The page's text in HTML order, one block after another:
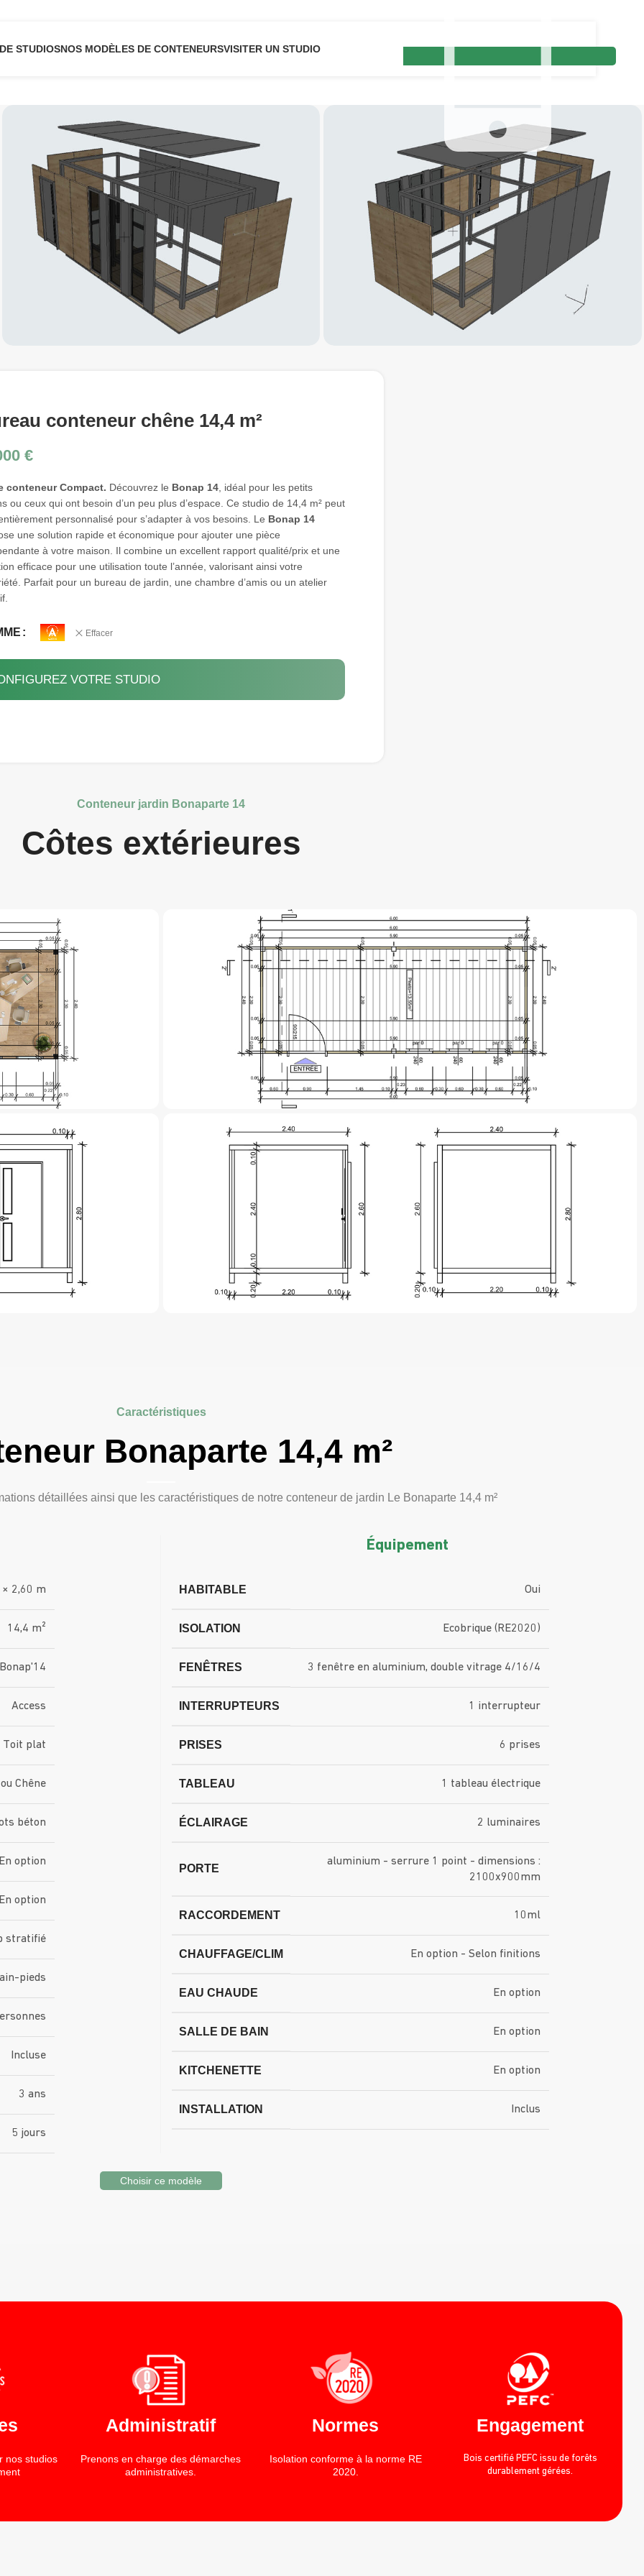
STUDIOSNOS MODÈLES DE CONTENEURSVISITER UN STUDIO
conteneur chêne 14,4 m²
€
conteneur Compact. Découvrez le Bonap 14 , idéal pour les petits
ou ceux qui ont besoin d’un peu plus d’espace. Ce studio de 14,4 m² peut
personnalisé pour s’adapter à vos besoins. Le Bonap 14
une solution rapide et économique pour ajouter une pièce
à votre maison. Il combine un excellent rapport qualité/prix et une
efficace pour une utilisation toute l’année, valorisant ainsi votre
Parfait pour un bureau de jardin, une chambre d’amis ou un atelier
Effacer
VOTRE STUDIO
Conteneur jardin Bonaparte 14
Côtes extérieures
Caractéristiques
Bonaparte 14,4 m²
détaillées ainsi que les caractéristiques de notre conteneur de jardin Le Bonaparte 14,4 m²
2,60 m
14,4 m²
Bonap'14
Access
Toit plat
Chêne
béton
option
option
stratifié
pieds
Incluse
3 ans
5 jours
Équipement
HABITABLE Oui
ISOLATION Ecobrique (RE2020)
FENÊTRES 3 fenêtre en aluminium, double vitrage 4/16/4
INTERRUPTEURS 1 interrupteur
PRISES 6 prises
TABLEAU 1 tableau électrique
ÉCLAIRAGE 2 luminaires
PORTE
aluminium - serrure 1 point - dimensions :
2100x900mm
RACCORDEMENT 10ml
CHAUFFAGE/CLIM En option - Selon finitions
EAU CHAUDE En option
SALLE DE BAIN En option
KITCHENETTE En option
INSTALLATION Inclus
Choisir ce modèle
nos studios
Administratif
Prenons en charge des démarches
administratives.
Normes
Isolation conforme à la norme RE
2020.
Engagement
Bois certifié PEFC issu de forêts
durablement gérées.